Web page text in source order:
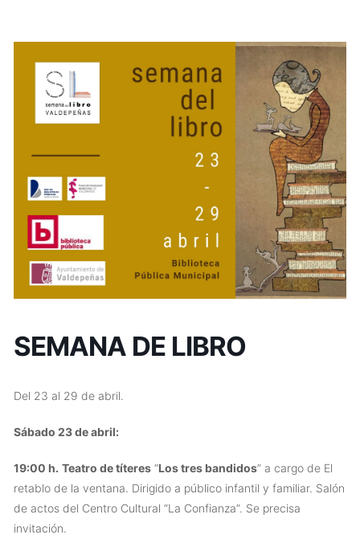
SEMANA DE LIBRO
Del 23 al 29 de abril.
Sábado 23 de abril:
19:00 h. Teatro de títeres “Los tres bandidos” a cargo de El
retablo de la ventana. Dirigido a público infantil y familiar. Salón
de actos del Centro Cultural “La Confianza”. Se precisa
invitación.